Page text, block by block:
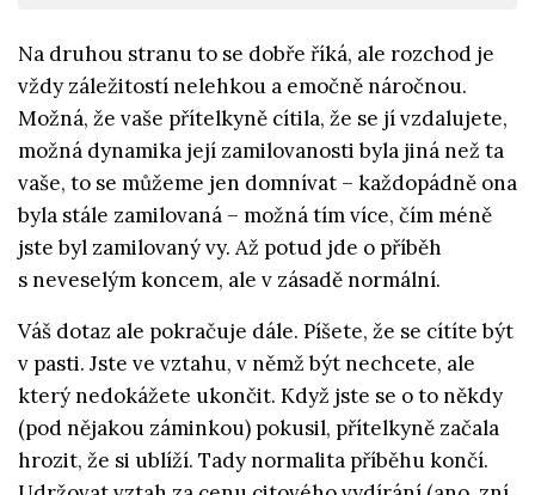
Na druhou stranu to se dobře říká, ale rozchod je
vždy záležitostí nelehkou a emočně náročnou.
Možná, že vaše přítelkyně cítila, že se jí vzdalujete,
možná dynamika její zamilovanosti byla jiná než ta
vaše, to se můžeme jen domnívat – každopádně ona
byla stále zamilovaná – možná tím více, čím méně
jste byl zamilovaný vy. Až potud jde o příběh
s neveselým koncem, ale v zásadě normální.
Váš dotaz ale pokračuje dále. Píšete, že se cítíte být
v pasti. Jste ve vztahu, v němž být nechcete, ale
který nedokážete ukončit. Když jste se o to někdy
(pod nějakou záminkou) pokusil, přítelkyně začala
hrozit, že si ublíží. Tady normalita příběhu končí.